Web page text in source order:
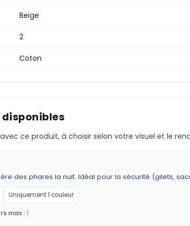
Beige
2
Coton
ce produit, à choisir selon votre visuel et le
des phares la nuit. Idéal pour la sécurité (gilets,
Uniquement 1 couleur
max :1